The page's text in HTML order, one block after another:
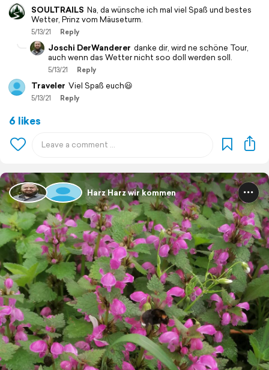
SOULTRAILS Na, da wünsche ich mal viel Spaß und bestes
Wetter, Prinz vom Mäuseturm.
5/13/21 Reply
Joschi DerWanderer danke dir, wird ne schöne Tour,
auch wenn das Wetter nicht soo doll werden soll.
5/13/21 Reply
Traveler Viel Spaß euch😃
5/13/21 Reply
6 likes
Harz Harz wir kommen